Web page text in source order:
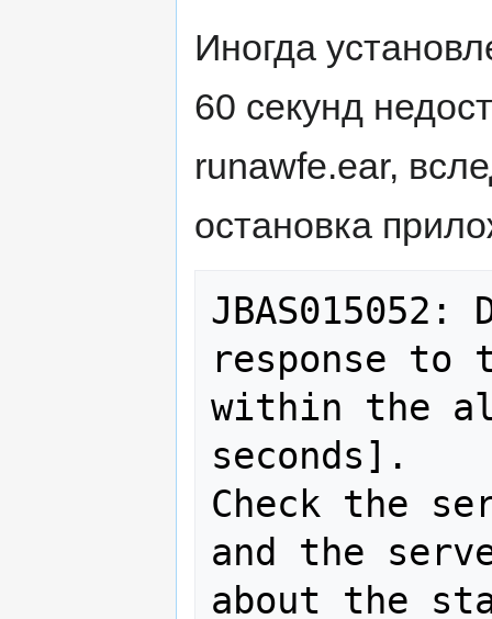
Иногда
60 секунд
runawfe.ear,
остановка
response to
within the
seconds].
Check the
and the